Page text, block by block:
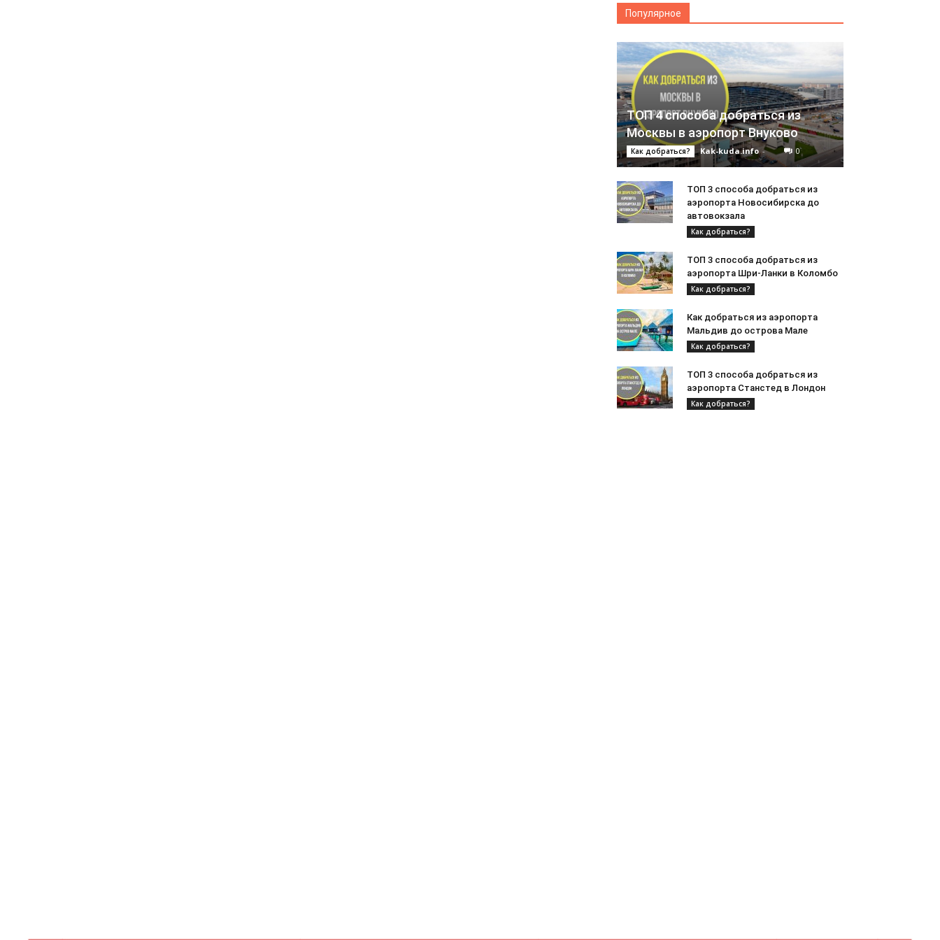
Популярное
ТОП 4 способа добраться из
Москвы в аэропорт Внуково
Как добраться? Kak-kuda.info - 0
ТОП 3 способа добраться из
аэропорта Новосибирска до
автовокзала
Как добраться?
ТОП 3 способа добраться из
аэропорта Шри-Ланки в Коломбо
Как добраться?
Как добраться из аэропорта
Мальдив до острова Мале
Как добраться?
ТОП 3 способа добраться из
аэропорта Станстед в Лондон
Как добраться?